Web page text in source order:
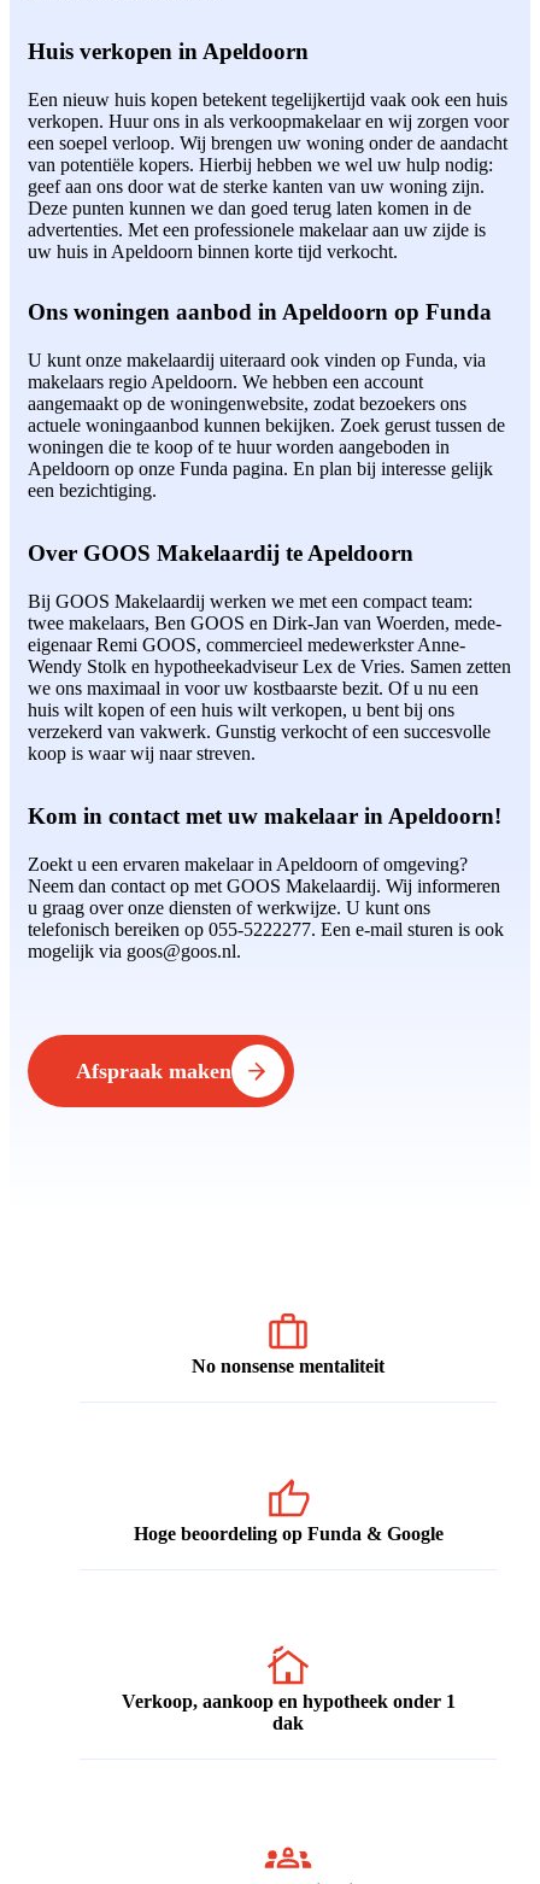
Huis verkopen in Apeldoorn
Een nieuw huis kopen betekent tegelijkertijd vaak ook een huis
verkopen. Huur ons in als verkoopmakelaar en wij zorgen voor
een soepel verloop. Wij brengen uw woning onder de aandacht
van potentiële kopers. Hierbij hebben we wel uw hulp nodig:
geef aan ons door wat de sterke kanten van uw woning zijn.
Deze punten kunnen we dan goed terug laten komen in de
advertenties. Met een professionele makelaar aan uw zijde is
uw huis in Apeldoorn binnen korte tijd verkocht.
Ons woningen aanbod in Apeldoorn op Funda
U kunt onze makelaardij uiteraard ook vinden op Funda, via
makelaars regio Apeldoorn. We hebben een account
aangemaakt op de woningenwebsite, zodat bezoekers ons
actuele woningaanbod kunnen bekijken. Zoek gerust tussen de
woningen die te koop of te huur worden aangeboden in
Apeldoorn op onze Funda pagina. En plan bij interesse gelijk
een bezichtiging.
Over GOOS Makelaardij te Apeldoorn
Bij GOOS Makelaardij werken we met een compact team:
twee makelaars, Ben GOOS en Dirk-Jan van Woerden, mede-
eigenaar Remi GOOS, commercieel medewerkster Anne-
Wendy Stolk en hypotheekadviseur Lex de Vries. Samen zetten
we ons maximaal in voor uw kostbaarste bezit. Of u nu een
huis wilt kopen of een huis wilt verkopen, u bent bij ons
verzekerd van vakwerk. Gunstig verkocht of een succesvolle
koop is waar wij naar streven.
Kom in contact met uw makelaar in Apeldoorn!
Zoekt u een ervaren makelaar in Apeldoorn of omgeving?
Neem dan contact op met GOOS Makelaardij. Wij informeren
u graag over onze diensten of werkwijze. U kunt ons
telefonisch bereiken op 055-5222277. Een e-mail sturen is ook
mogelijk via goos@goos.nl.
Afspraak maken
No nonsense mentaliteit
Hoge beoordeling op Funda & Google
Verkoop, aankoop en hypotheek onder 1
dak